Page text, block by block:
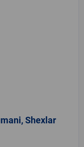
Shexlar